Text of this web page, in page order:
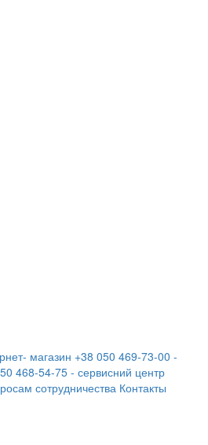
магазин +38 050 469-73-00 -
468-54-75 - сервисний центр
сотрудничества Контакты